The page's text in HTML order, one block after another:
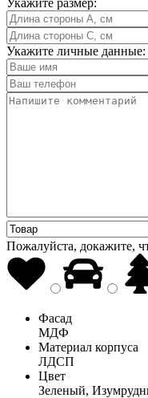
Укажите личные данные:
Пожалуйста, докажите,
Фасад
МДФ
Материал корпуса
ЛДСП
Цвет
Зеленый,